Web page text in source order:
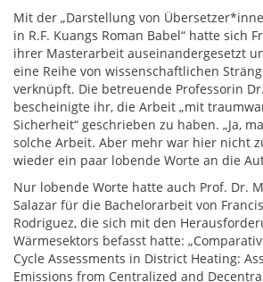
Mit der „Darstellung von
in R.F. Kuangs Roman Babel“ hatte sich
ihrer Masterarbeit auseinandergesetzt
eine Reihe von wissenschaftlichen
verknüpft. Die betreuende Professorin
bescheinigte ihr, die Arbeit „mit
Sicherheit“ geschrieben zu haben. „Ja,
solche Arbeit. Aber mehr war hier nicht
wieder ein paar lobende Worte an die
Nur lobende Worte hatte auch Prof. Dr.
Salazar für die Bachelorarbeit von
Rodriguez, die sich mit den
Wärmesektors befasst hatte:
Cycle Assessments in District Heating:
Emissions from Centralized and